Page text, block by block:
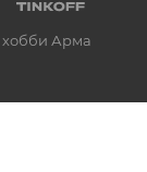
хобби Арма